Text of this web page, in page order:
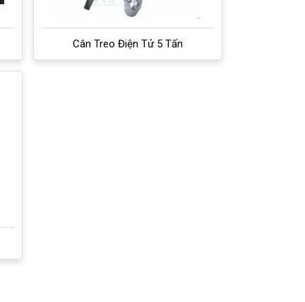
Cân Treo Điện Tử 5 Tấn